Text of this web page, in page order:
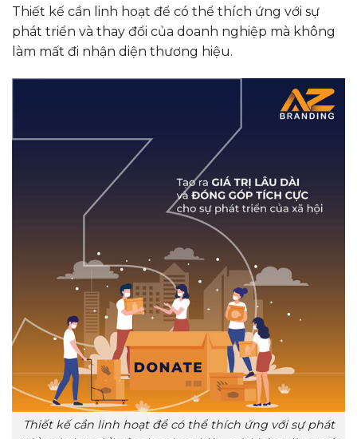
Thiết kế cần linh hoạt để có thể thích ứng với sự
phát triển và thay đổi của doanh nghiệp mà không
làm mất đi nhận diện thương hiệu.
Thiết kế cần linh hoạt để có thể thích ứng với sự phát